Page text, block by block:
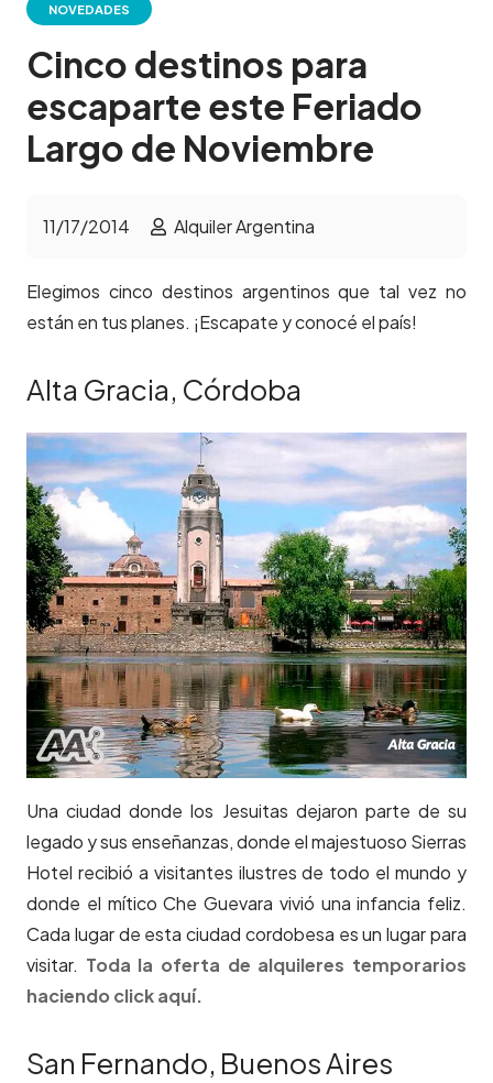
NOVEDADES
Cinco destinos para
escaparte este Feriado
Largo de Noviembre
11/17/2014 Alquiler Argentina
Elegimos cinco destinos argentinos que tal vez no
están en tus planes. ¡Escapate y conocé el país!
Alta Gracia, Córdoba
Una ciudad donde los Jesuitas dejaron parte de su
legado y sus enseñanzas, donde el majestuoso Sierras
Hotel recibió a visitantes ilustres de todo el mundo y
donde el mítico Che Guevara vivió una infancia feliz.
Cada lugar de esta ciudad cordobesa es un lugar para
visitar. Toda la oferta de alquileres temporarios
haciendo click aquí.
San Fernando, Buenos Aires